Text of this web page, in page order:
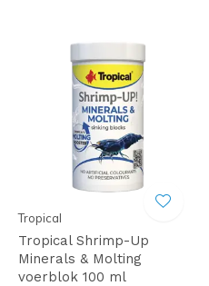
Tropical
Tropical Shrimp-Up
Minerals & Molting
voerblok 100 ml